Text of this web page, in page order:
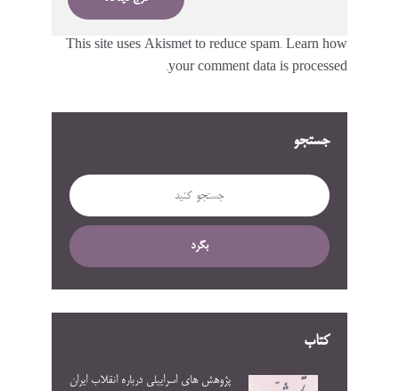
جستجو
بگرد
کتاب
پژوهش های اسراییلی درباره انقلاب ایران
This site uses Akismet to reduce spam. Learn how
your comment data is processed.